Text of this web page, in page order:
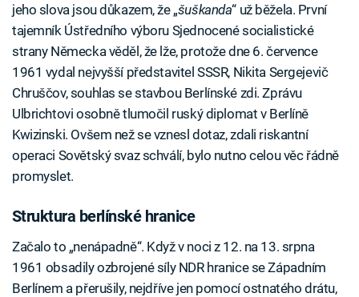
jeho slova jsou důkazem, že „šuškanda“ už běžela. První
tajemník Ústředního výboru Sjednocené socialistické
strany Německa věděl, že lže, protože dne 6. července
1961 vydal nejvyšší představitel SSSR, Nikita Sergejevič
Chruščov, souhlas se stavbou Berlínské zdi. Zprávu
Ulbrichtovi osobně tlumočil ruský diplomat v Berlíně
Kwizinski. Ovšem než se vznesl dotaz, zdali riskantní
operaci Sovětský svaz schválí, bylo nutno celou věc řádně
promyslet.
Struktura berlínské hranice
Začalo to „nenápadně“. Když v noci z 12. na 13. srpna
1961 obsadily ozbrojené síly NDR hranice se Západním
Berlínem a přerušily, nejdříve jen pomocí ostnatého drátu,